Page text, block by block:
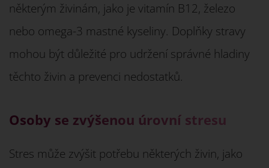
některým živinám, jako je vitamín B12, železo
nebo omega-3 mastné kyseliny. Doplňky stravy
mohou být důležité pro udržení správné hladiny
těchto živin a prevenci nedostatků.
Osoby se zvýšenou úrovní stresu
Stres může zvýšit potřebu některých živin, jako